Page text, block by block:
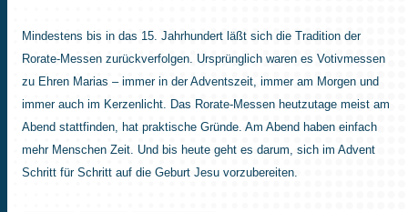
Mindestens bis in das 15. Jahrhundert läßt sich die Tradition der
Rorate-Messen zurückverfolgen. Ursprünglich waren es Votivmessen
zu Ehren Marias – immer in der Adventszeit, immer am Morgen und
immer auch im Kerzenlicht. Das Rorate-Messen heutzutage meist am
Abend stattfinden, hat praktische Gründe. Am Abend haben einfach
mehr Menschen Zeit. Und bis heute geht es darum, sich im Advent
Schritt für Schritt auf die Geburt Jesu vorzubereiten.